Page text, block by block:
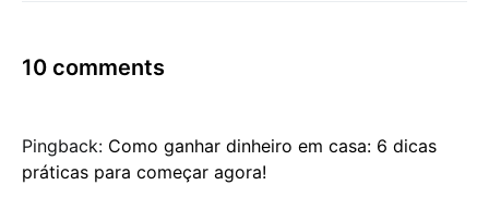
10 comments
Pingback: Como ganhar dinheiro em casa: 6 dicas
práticas para começar agora!